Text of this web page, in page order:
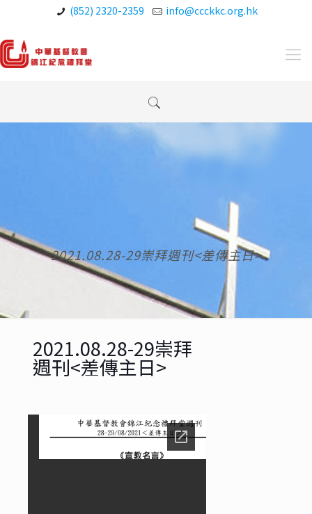
(852) 2320-2359 info@ccckkc.org.hk
2021.08.28-29崇拜週刊<差傳主日>
2021.08.28-29崇拜
週刊<差傳主日>